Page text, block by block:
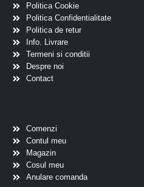
Politica Cookie
Politica Confidentialitate
Politica de retur
Info. Livrare
Termeni si conditii
Despre noi
Contact
Comenzi
Contul meu
Magazin
Cosul meu
Anulare comanda